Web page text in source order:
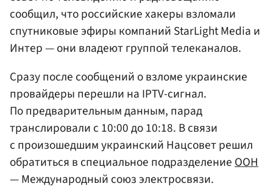
сообщил, что российские хакеры взломали
спутниковые эфиры компаний StarLight Media и
Интер — они владеют группой телеканалов.
Сразу после сообщений о взломе украинские
провайдеры перешли на IPTV-сигнал.
По предварительным данным, парад
транслировали с 10:00 до 10:18. В связи
с произошедшим украинский Нацсовет решил
обратиться в специальное подразделениеООН
— Международный союз электросвязи.